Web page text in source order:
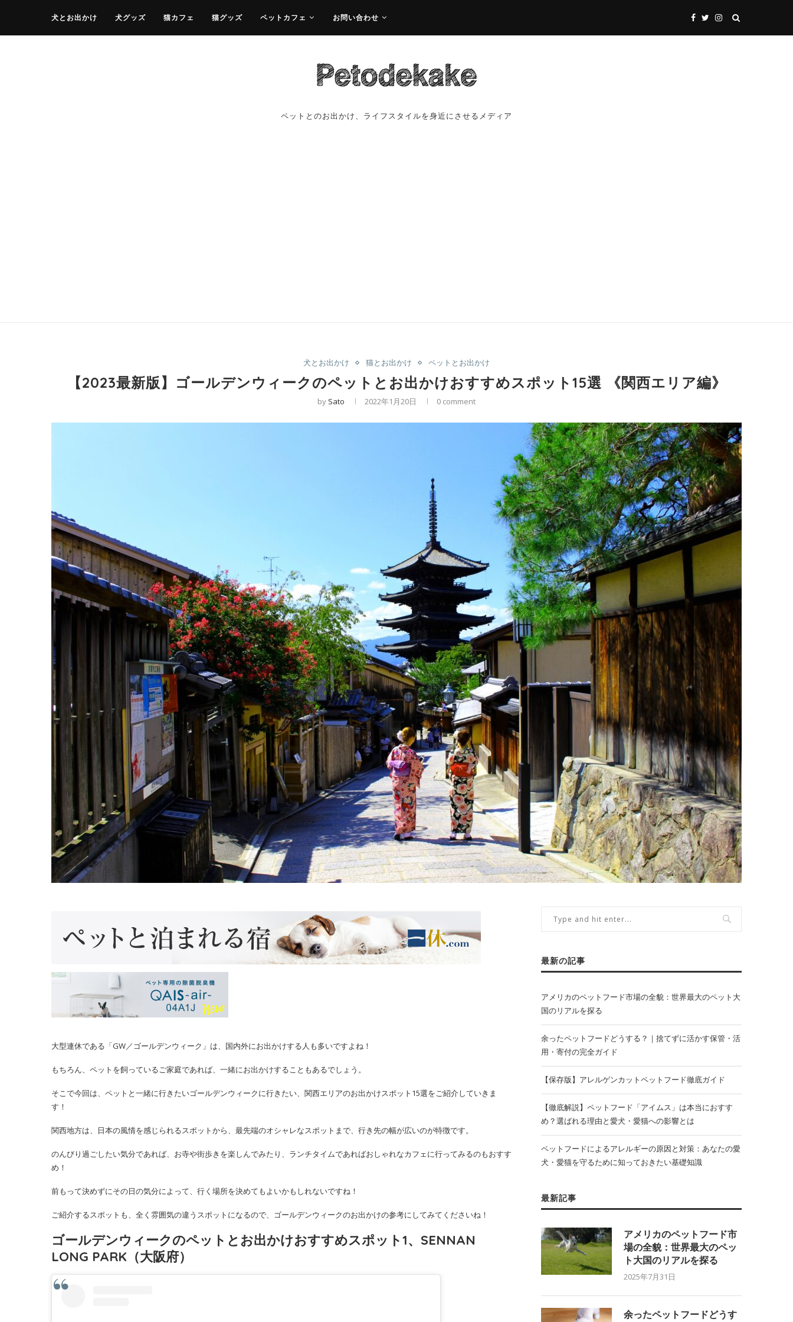
犬とお出かけ 犬グッズ 猫カフェ 猫グッズ ペットカフェ お問い合わせ
ペットとのお出かけ、ライフスタイルを身近にさせるメディア
犬とお出かけ 猫とお出かけ ペットとお出かけ
【2023最新版】ゴールデンウィークのペットとお出かけおすすめスポット15選 《関西エリア編》
by Sato 2022年1月20日 0 comment
大型連休である「GW／ゴールデンウィーク」は、国内外にお出かけする人も多いですよね！
もちろん、ペットを飼っているご家庭であれば、一緒にお出かけすることもあるでしょう。
そこで今回は、ペットと一緒に行きたいゴールデンウィークに行きたい、関西エリアのお出かけスポット15選をご紹介していきま
す！
関西地方は、日本の風情を感じられるスポットから、最先端のオシャレなスポットまで、行き先の幅が広いのが特徴です。
のんびり過ごしたい気分であれば、お寺や街歩きを楽しんでみたり、ランチタイムであればおしゃれなカフェに行ってみるのもおすす
め！
前もって決めずにその日の気分によって、行く場所を決めてもよいかもしれないですね！
ご紹介するスポットも、全く雰囲気の違うスポットになるので、ゴールデンウィークのお出かけの参考にしてみてくださいね！
ゴールデンウィークのペットとお出かけおすすめスポット1、SENNAN
LONG PARK（大阪府）
最新の記事
アメリカのペットフード市場の全貌：世界最大のペット大
国のリアルを探る
余ったペットフードどうする？｜捨てずに活かす保管・活
用・寄付の完全ガイド
【保存版】アレルゲンカットペットフード徹底ガイド
【徹底解説】ペットフード「アイムス」は本当におすす
め？選ばれる理由と愛犬・愛猫への影響とは
ペットフードによるアレルギーの原因と対策：あなたの愛
犬・愛猫を守るために知っておきたい基礎知識
最新記事
アメリカのペットフード市
場の全貌：世界最大のペッ
ト大国のリアルを探る
2025年7月31日
余ったペットフードどうす